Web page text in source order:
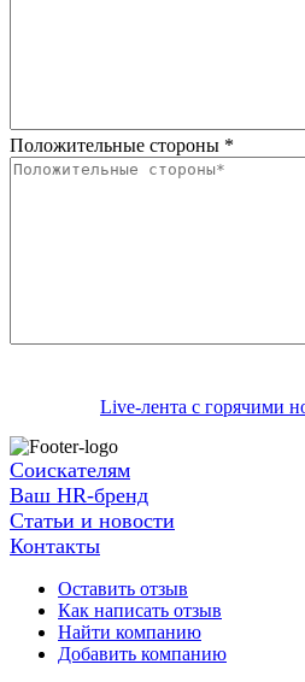
Положительные стороны *
Live-лента с горячими
Соискателям
Ваш HR-бренд
Статьи и новости
Контакты
Оставить отзыв
Как написать отзыв
Найти компанию
Добавить компанию